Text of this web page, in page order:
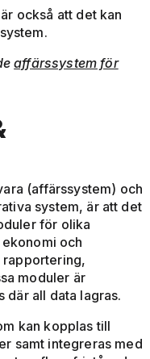
också att det kan
affärssystem för
(affärssystem) och
system, är att det
för olika
och
moduler är
där all data lagras.
kan kopplas till
samt integreras med